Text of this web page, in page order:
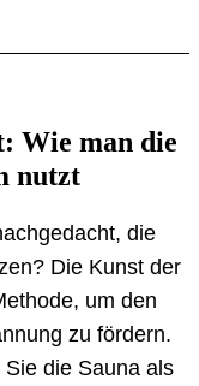
Wie man die
nutzt
die
Die Kunst der
um den
zu fördern.
die Sauna als